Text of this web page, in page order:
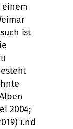
einem
ist
2004;
und